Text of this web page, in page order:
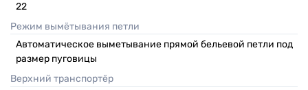
22
Режим вымётывания петли
Автоматическое выметывание прямой бельевой петли под
размер пуговицы
Верхний транспортёр